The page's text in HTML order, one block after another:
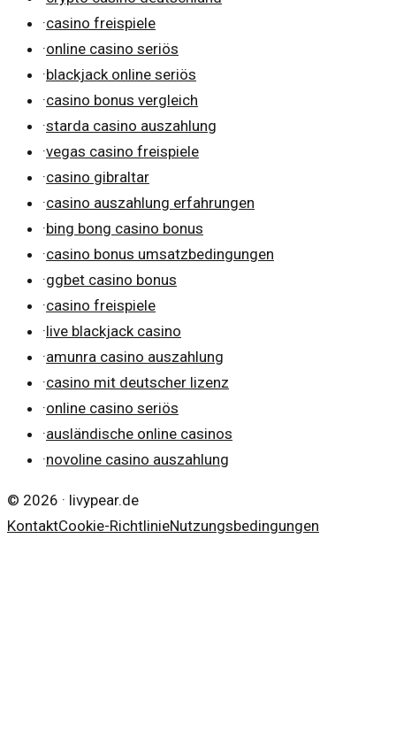
·casino freispiele
·online casino seriös
·blackjack online seriös
·casino bonus vergleich
·starda casino auszahlung
·vegas casino freispiele
·casino gibraltar
·casino auszahlung erfahrungen
·bing bong casino bonus
·casino bonus umsatzbedingungen
·ggbet casino bonus
·casino freispiele
·live blackjack casino
·amunra casino auszahlung
·casino mit deutscher lizenz
·online casino seriös
·ausländische online casinos
·novoline casino auszahlung
© 2026 · livypear.de
KontaktCookie-RichtlinieNutzungsbedingungen